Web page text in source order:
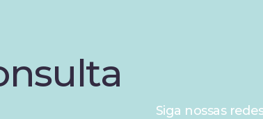
Siga nossas